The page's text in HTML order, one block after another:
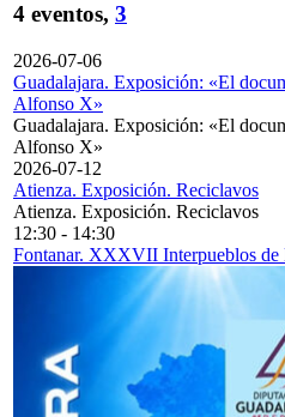
4 eventos, 3
2026-07-06
Guadalajara. Exposición: «El
Alfonso X»
Guadalajara. Exposición: «El
Alfonso X»
2026-07-12
Atienza. Exposición. Reciclavos
Atienza. Exposición. Reciclavos
12:30 - 14:30
Fontanar. XXXVII Interpueblos de